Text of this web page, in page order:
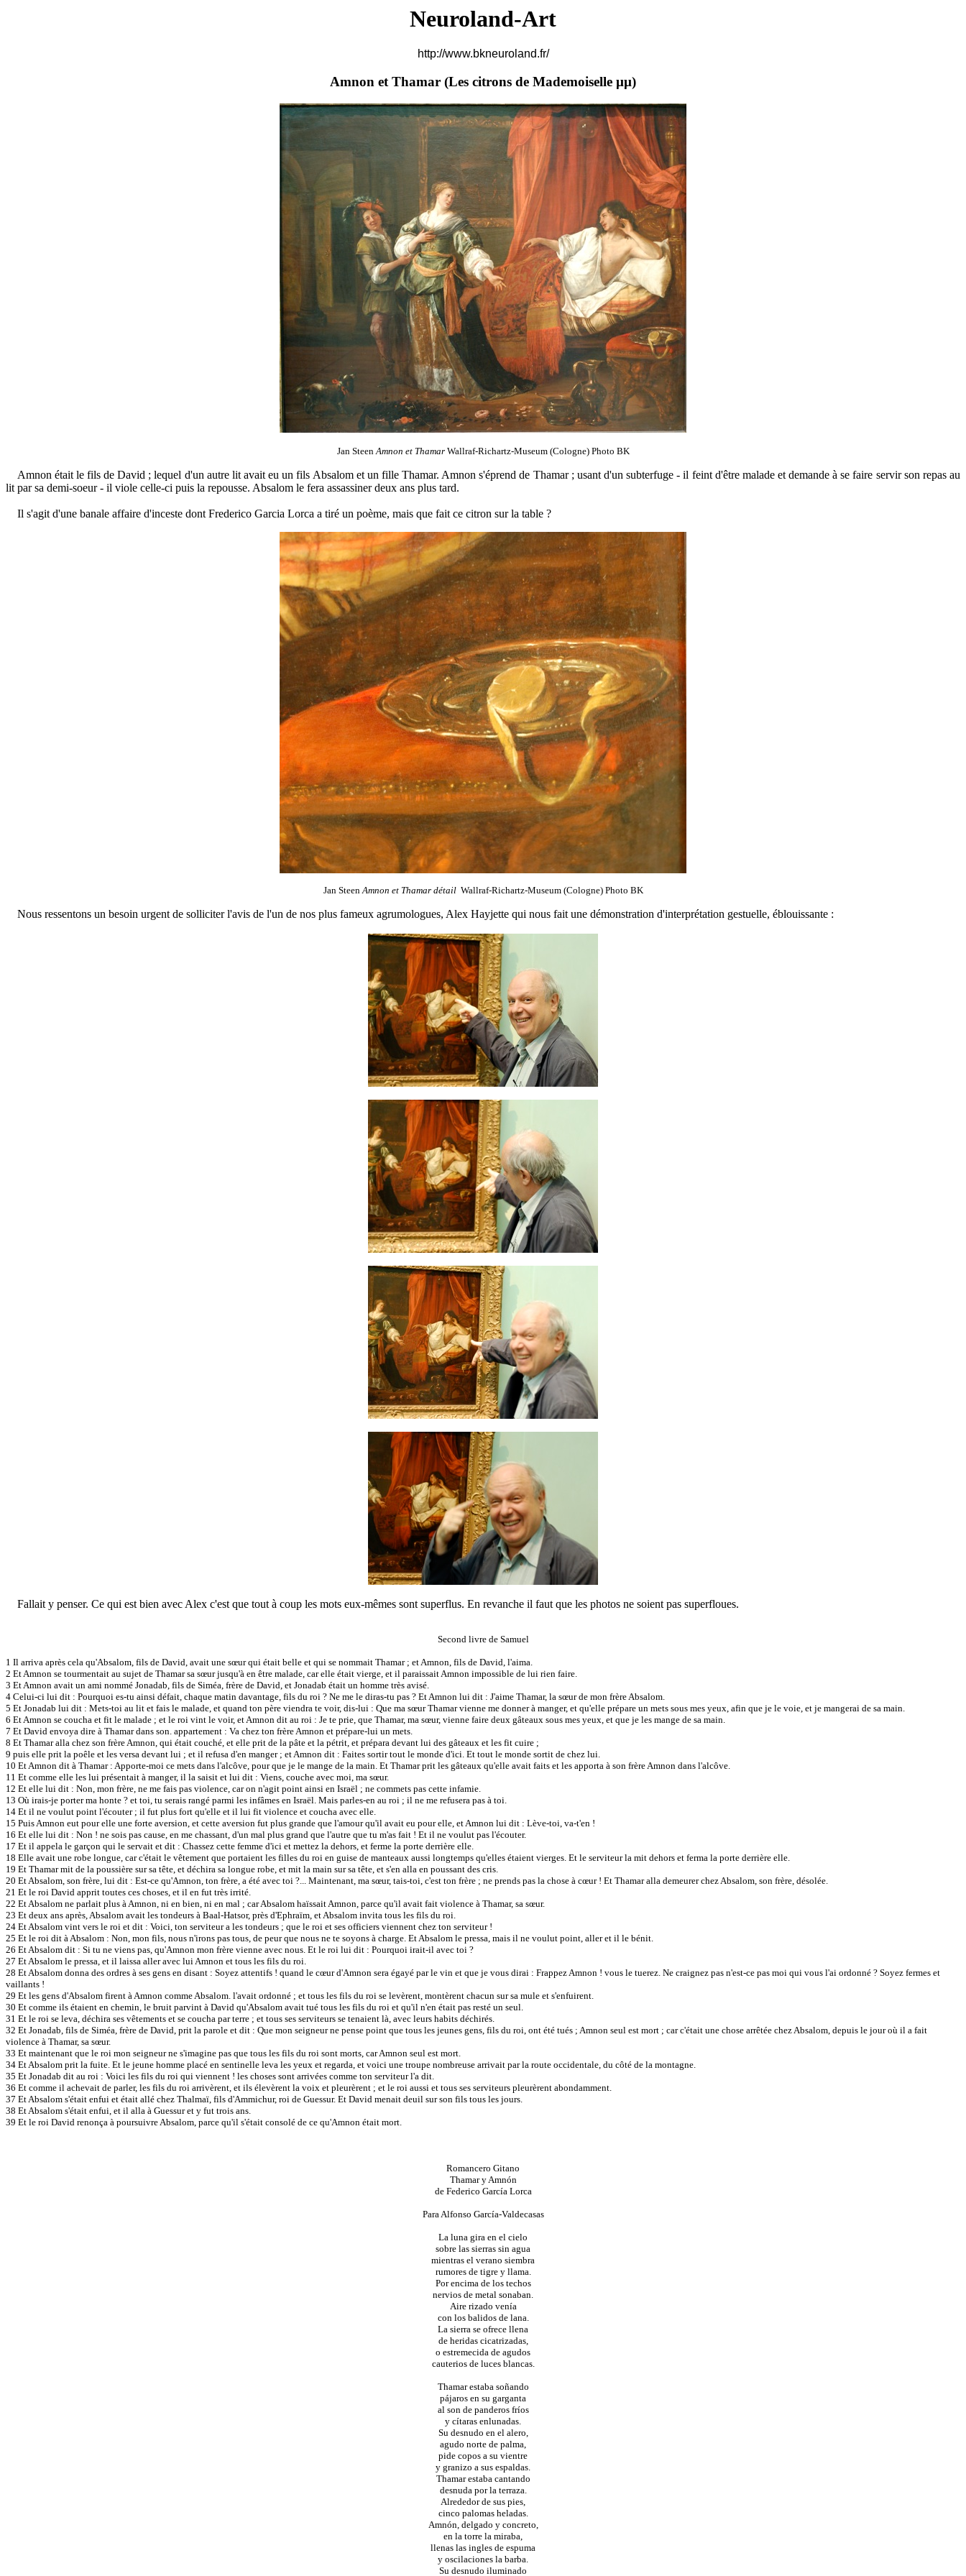
Neuroland-Art
http://www.bkneuroland.fr/
Amnon et Thamar (Les citrons de Mademoiselle µµ)
Jan Steen Amnon et Thamar Wallraf-Richartz-Museum (Cologne) Photo BK
Amnon était le fils de David ; lequel d'un autre lit avait eu un fils Absalom et un fille Thamar. Amnon s'éprend de Thamar ; usant d'un subterfuge - il feint d'être malade et demande à se faire servir son repas au
lit par sa demi-soeur - il viole celle-ci puis la repousse. Absalom le fera assassiner deux ans plus tard.
Il s'agit d'une banale affaire d'inceste dont Frederico Garcia Lorca a tiré un poème, mais que fait ce citron sur la table ?
Jan Steen Amnon et Thamar détail Wallraf-Richartz-Museum (Cologne) Photo BK
Nous ressentons un besoin urgent de solliciter l'avis de l'un de nos plus fameux agrumologues, Alex Hayjette qui nous fait une démonstration d'interprétation gestuelle, éblouissante :
Fallait y penser. Ce qui est bien avec Alex c'est que tout à coup les mots eux-mêmes sont superflus. En revanche il faut que les photos ne soient pas superfloues.
Second livre de Samuel
1 Il arriva après cela qu'Absalom, fils de David, avait une sœur qui était belle et qui se nommait Thamar ; et Amnon, fils de David, l'aima.
2 Et Amnon se tourmentait au sujet de Thamar sa sœur jusqu'à en être malade, car elle était vierge, et il paraissait Amnon impossible de lui rien faire.
3 Et Amnon avait un ami nommé Jonadab, fils de Siméa, frère de David, et Jonadab était un homme très avisé.
4 Celui-ci lui dit : Pourquoi es-tu ainsi défait, chaque matin davantage, fils du roi ? Ne me le diras-tu pas ? Et Amnon lui dit : J'aime Thamar, la sœur de mon frère Absalom.
5 Et Jonadab lui dit : Mets-toi au lit et fais le malade, et quand ton père viendra te voir, dis-lui : Que ma sœur Thamar vienne me donner à manger, et qu'elle prépare un mets sous mes yeux, afin que je le voie, et je mangerai de sa main.
6 Et Amnon se coucha et fit le malade ; et le roi vint le voir, et Amnon dit au roi : Je te prie, que Thamar, ma sœur, vienne faire deux gâteaux sous mes yeux, et que je les mange de sa main.
7 Et David envoya dire à Thamar dans son. appartement : Va chez ton frère Amnon et prépare-lui un mets.
8 Et Thamar alla chez son frère Amnon, qui était couché, et elle prit de la pâte et la pétrit, et prépara devant lui des gâteaux et les fit cuire ;
9 puis elle prit la poêle et les versa devant lui ; et il refusa d'en manger ; et Amnon dit : Faites sortir tout le monde d'ici. Et tout le monde sortit de chez lui.
10 Et Amnon dit à Thamar : Apporte-moi ce mets dans l'alcôve, pour que je le mange de la main. Et Thamar prit les gâteaux qu'elle avait faits et les apporta à son frère Amnon dans l'alcôve.
11 Et comme elle les lui présentait à manger, il la saisit et lui dit : Viens, couche avec moi, ma sœur.
12 Et elle lui dit : Non, mon frère, ne me fais pas violence, car on n'agit point ainsi en Israël ; ne commets pas cette infamie.
13 Où irais-je porter ma honte ? et toi, tu serais rangé parmi les infâmes en Israël. Mais parles-en au roi ; il ne me refusera pas à toi.
14 Et il ne voulut point l'écouter ; il fut plus fort qu'elle et il lui fit violence et coucha avec elle.
15 Puis Amnon eut pour elle une forte aversion, et cette aversion fut plus grande que l'amour qu'il avait eu pour elle, et Amnon lui dit : Lève-toi, va-t'en !
16 Et elle lui dit : Non ! ne sois pas cause, en me chassant, d'un mal plus grand que l'autre que tu m'as fait ! Et il ne voulut pas l'écouter.
17 Et il appela le garçon qui le servait et dit : Chassez cette femme d'ici et mettez la dehors, et ferme la porte derrière elle.
18 Elle avait une robe longue, car c'était le vêtement que portaient les filles du roi en guise de manteaux aussi longtemps qu'elles étaient vierges. Et le serviteur la mit dehors et ferma la porte derrière elle.
19 Et Thamar mit de la poussière sur sa tête, et déchira sa longue robe, et mit la main sur sa tête, et s'en alla en poussant des cris.
20 Et Absalom, son frère, lui dit : Est-ce qu'Amnon, ton frère, a été avec toi ?... Maintenant, ma sœur, tais-toi, c'est ton frère ; ne prends pas la chose à cœur ! Et Thamar alla demeurer chez Absalom, son frère, désolée.
21 Et le roi David apprit toutes ces choses, et il en fut très irrité.
22 Et Absalom ne parlait plus à Amnon, ni en bien, ni en mal ; car Absalom haïssait Amnon, parce qu'il avait fait violence à Thamar, sa sœur.
23 Et deux ans après, Absalom avait les tondeurs à Baal-Hatsor, près d'Ephraïm, et Absalom invita tous les fils du roi.
24 Et Absalom vint vers le roi et dit : Voici, ton serviteur a les tondeurs ; que le roi et ses officiers viennent chez ton serviteur !
25 Et le roi dit à Absalom : Non, mon fils, nous n'irons pas tous, de peur que nous ne te soyons à charge. Et Absalom le pressa, mais il ne voulut point, aller et il le bénit.
26 Et Absalom dit : Si tu ne viens pas, qu'Amnon mon frère vienne avec nous. Et le roi lui dit : Pourquoi irait-il avec toi ?
27 Et Absalom le pressa, et il laissa aller avec lui Amnon et tous les fils du roi.
28 Et Absalom donna des ordres à ses gens en disant : Soyez attentifs ! quand le cœur d'Amnon sera égayé par le vin et que je vous dirai : Frappez Amnon ! vous le tuerez. Ne craignez pas n'est-ce pas moi qui vous l'ai ordonné ? Soyez fermes et
vaillants !
29 Et les gens d'Absalom firent à Amnon comme Absalom. l'avait ordonné ; et tous les fils du roi se levèrent, montèrent chacun sur sa mule et s'enfuirent.
30 Et comme ils étaient en chemin, le bruit parvint à David qu'Absalom avait tué tous les fils du roi et qu'il n'en était pas resté un seul.
31 Et le roi se leva, déchira ses vêtements et se coucha par terre ; et tous ses serviteurs se tenaient là, avec leurs habits déchirés.
32 Et Jonadab, fils de Siméa, frère de David, prit la parole et dit : Que mon seigneur ne pense point que tous les jeunes gens, fils du roi, ont été tués ; Amnon seul est mort ; car c'était une chose arrêtée chez Absalom, depuis le jour où il a fait
violence à Thamar, sa sœur.
33 Et maintenant que le roi mon seigneur ne s'imagine pas que tous les fils du roi sont morts, car Amnon seul est mort.
34 Et Absalom prit la fuite. Et le jeune homme placé en sentinelle leva les yeux et regarda, et voici une troupe nombreuse arrivait par la route occidentale, du côté de la montagne.
35 Et Jonadab dit au roi : Voici les fils du roi qui viennent ! les choses sont arrivées comme ton serviteur l'a dit.
36 Et comme il achevait de parler, les fils du roi arrivèrent, et ils élevèrent la voix et pleurèrent ; et le roi aussi et tous ses serviteurs pleurèrent abondamment.
37 Et Absalom s'était enfui et était allé chez Thalmaï, fils d'Ammichur, roi de Guessur. Et David menait deuil sur son fils tous les jours.
38 Et Absalom s'était enfui, et il alla à Guessur et y fut trois ans.
39 Et le roi David renonça à poursuivre Absalom, parce qu'il s'était consolé de ce qu'Amnon était mort.
Romancero Gitano
Thamar y Amnón
de Federico García Lorca
Para Alfonso García-Valdecasas
La luna gira en el cielo
sobre las sierras sin agua
mientras el verano siembra
rumores de tigre y llama.
Por encima de los techos
nervios de metal sonaban.
Aire rizado venía
con los balidos de lana.
La sierra se ofrece llena
de heridas cicatrizadas,
o estremecida de agudos
cauterios de luces blancas.
Thamar estaba soñando
pájaros en su garganta
al son de panderos fríos
y cítaras enlunadas.
Su desnudo en el alero,
agudo norte de palma,
pide copos a su vientre
y granizo a sus espaldas.
Thamar estaba cantando
desnuda por la terraza.
Alrededor de sus pies,
cinco palomas heladas.
Amnón, delgado y concreto,
en la torre la miraba,
llenas las ingles de espuma
y oscilaciones la barba.
Su desnudo iluminado